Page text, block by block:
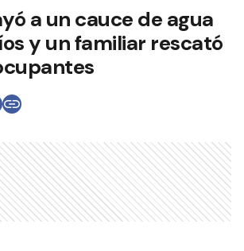
a un cauce de agua
y un familiar rescató